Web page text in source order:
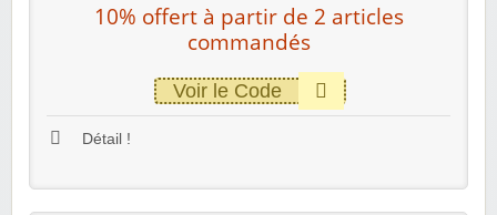
10% offert à partir de 2 articles
commandés
Voir le Code
Détail !